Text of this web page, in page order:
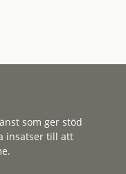
som ger stöd
insatser till att